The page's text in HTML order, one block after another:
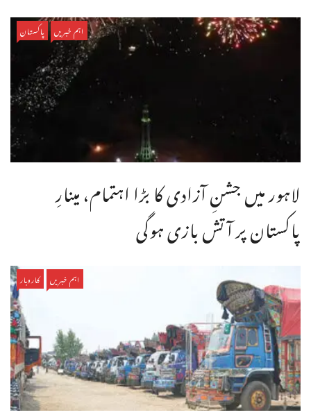
اہم خبریں پاکستان
لاہور میں جشنِ آزادی کا بڑا اہتمام، مینارِ
پاکستان پر آتش بازی ہوگی
اہم خبریں کاروبار